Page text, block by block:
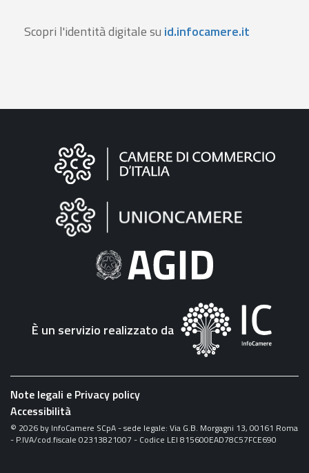
Scopri l'identità digitale su id.infocamere.it
Informazioni
"Fattura
Elettronica"
È un servizio realizzato da
Note legali e Privacy policy
Accessibilità
© 2026 by InfoCamere SCpA - sede legale: Via G.B. Morgagni 13, 00161 Roma
- P.IVA/cod.fiscale 02313821007 - Codice LEI 815600EAD78C57FCE690